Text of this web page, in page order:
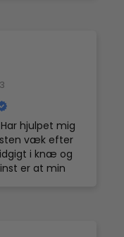
gang jeg
at prøve det,
ud i det og
hos La
altid bliver
Jeg går
og et smil på
hjulpet mig
væk efter
i knæ og
er at min
oveni!!